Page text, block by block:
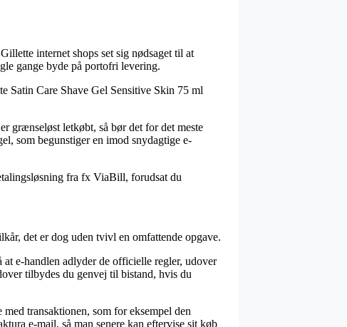
internet shops set sig nødsaget til at
gange byde på portofri levering.
Satin Care Shave Gel Sensitive Skin 75 ml
grænseløst letkøbt, så bør det for det meste
som begunstiger en imod snydagtige e-
fra fx ViaBill, forudsat du
det er dog uden tvivl en omfattende opgave.
e-handlen adlyder de officielle regler, udover
tilbydes du genvej til bistand, hvis du
transaktionen, som for eksempel den
e-mail, så man senere kan eftervise sit køb